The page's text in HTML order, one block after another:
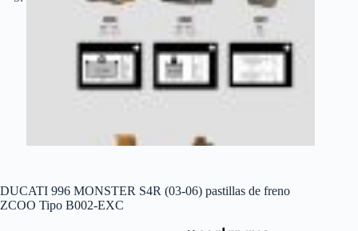
DUCATI 996 MONSTER S4R (03-06) pastillas de freno
ZCOO Tipo B002-EXC